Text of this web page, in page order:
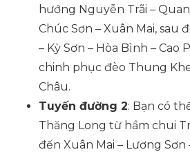
hướng Nguyễn Trãi –
Chúc Sơn – Xuân Mai, sau
– Kỳ Sơn – Hòa Bình – Cao
chinh phục đèo Thung
Châu.
Tuyến đường 2: Bạn có
Thăng Long từ hầm chui
đến Xuân Mai – Lương Sơn